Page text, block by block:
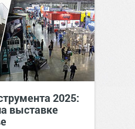
2025:
выставке